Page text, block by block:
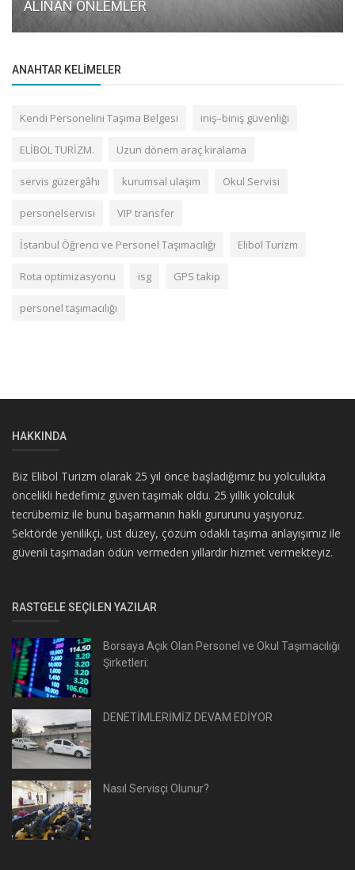
ALINAN ÖNLEMLER
ANAHTAR KELIMELER
Kendi Personelini Taşıma Belgesi iniş–biniş güvenliği
ELİBOL TURİZM. Uzun dönem araç kiralama
servis güzergâhı kurumsal ulaşım Okul Servisi
personelservisi VIP transfer
İstanbul Öğrenci ve Personel Taşımacılığı Elibol Turizm
Rota optimizasyonu isg GPS takip
personel taşımacılığı
HAKKINDA
Biz Elibol Turizm olarak 25 yıl önce başladığımız bu yolculukta
öncelikli hedefimiz güven taşımak oldu. 25 yıllık yolculuk
tecrübemiz ile bunu başarmanın haklı gururunu yaşıyoruz.
Sektörde yenilikçi, üst düzey, çözüm odaklı taşıma anlayışımız ile
güvenli taşımadan ödün vermeden yıllardır hizmet vermekteyiz.
RASTGELE SEÇILEN YAZILAR
Borsaya Açık Olan Personel ve Okul Taşımacılığı
Şirketleri:
DENETİMLERİMİZ DEVAM EDİYOR
Nasıl Servisçi Olunur?